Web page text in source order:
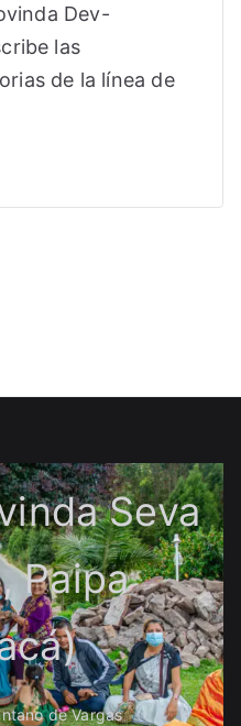
Dev-
las
de la línea de
Seva
Paipa
de Vargas